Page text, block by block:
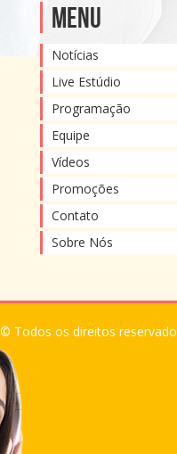
Menu
Notícias
Live Estúdio
Programação
Equipe
Vídeos
Promoções
Contato
Sobre Nós
© Todos os direitos